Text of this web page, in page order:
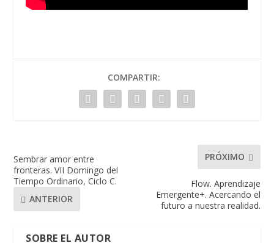
COMPARTIR:
Sembrar amor entre
fronteras. VII Domingo del
Tiempo Ordinario, Ciclo C.
ANTERIOR
PRÓXIMO
Flow. Aprendizaje
Emergente+. Acercando el
futuro a nuestra realidad.
SOBRE EL AUTOR